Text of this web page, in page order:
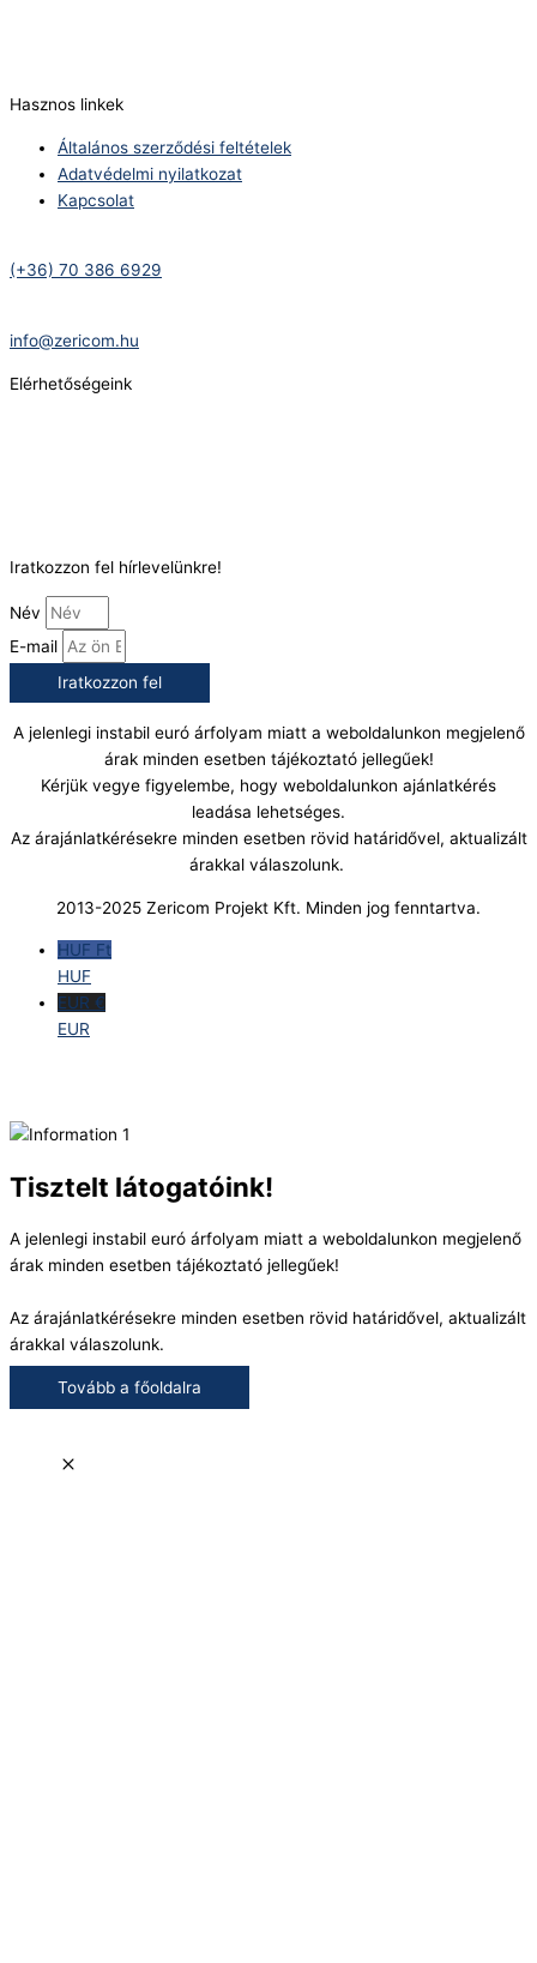
Hasznos linkek
Általános szerződési feltételek
Adatvédelmi nyilatkozat
Kapcsolat
(+36) 70 386 6929
info@zericom.hu
Elérhetőségeink
Iratkozzon fel hírlevelünkre!
Név
E-mail
Iratkozzon fel
A jelenlegi instabil euró árfolyam miatt a weboldalunkon megjelenő
árak minden esetben tájékoztató jellegűek!
Kérjük vegye figyelembe, hogy weboldalunkon ajánlatkérés
leadása lehetséges.
Az árajánlatkérésekre minden esetben rövid határidővel, aktualizált
árakkal válaszolunk.
2013-2025 Zericom Projekt Kft. Minden jog fenntartva.
HUF Ft
HUF
EUR €
EUR
Tisztelt látogatóink!
A jelenlegi instabil euró árfolyam miatt a weboldalunkon megjelenő
árak minden esetben tájékoztató jellegűek!
Az árajánlatkérésekre minden esetben rövid határidővel, aktualizált
árakkal válaszolunk.
Tovább a főoldalra